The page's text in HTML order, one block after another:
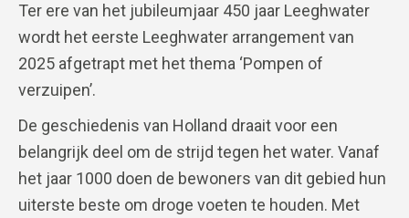
Ter ere van het jubileumjaar 450 jaar Leeghwater
wordt het eerste Leeghwater arrangement van
2025 afgetrapt met het thema ‘Pompen of
verzuipen’.
De geschiedenis van Holland draait voor een
belangrijk deel om de strijd tegen het water. Vanaf
het jaar 1000 doen de bewoners van dit gebied hun
uiterste beste om droge voeten te houden. Met